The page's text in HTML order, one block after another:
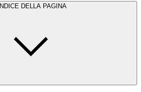
INDICE DELLA PAGINA